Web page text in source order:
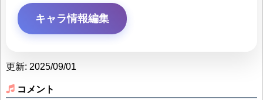
キャラ情報編集
更新: 2025/09/01
コメント